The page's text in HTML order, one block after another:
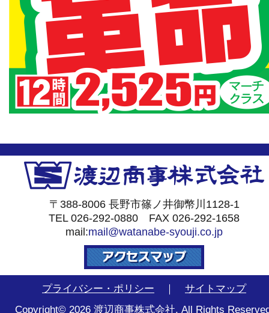
〒388-8006 長野市篠ノ井御幣川1128-1
TEL 026-292-0880 FAX 026-292-1658
mail:mail@watanabe-syouji.co.jp
プライバシー・ポリシー ｜ サイトマップ
Copyright© 2026 渡辺商事株式会社. All Rights